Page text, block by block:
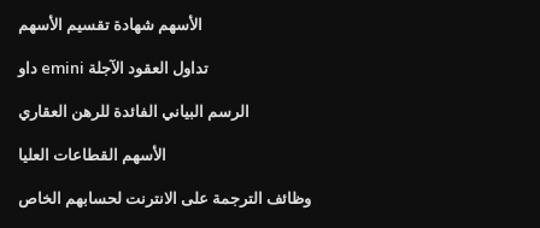
الأسهم شهادة تقسيم الأسهم
داو emini تداول العقود الآجلة
الرسم البياني الفائدة للرهن العقاري
الأسهم القطاعات العليا
وظائف الترجمة على الانترنت لحسابهم الخاص